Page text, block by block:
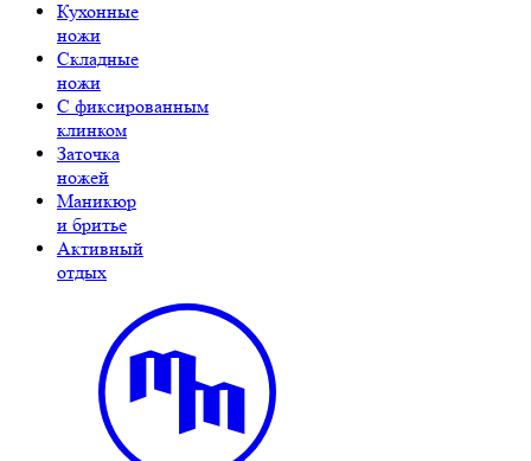
Кухонные
ножи
Складные
ножи
C фиксированным
клинком
Заточка
ножей
Маникюр
и бритье
Активный
отдых